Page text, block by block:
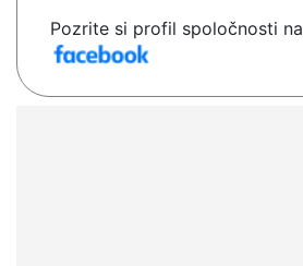
Pozrite si profil spoločnosti na